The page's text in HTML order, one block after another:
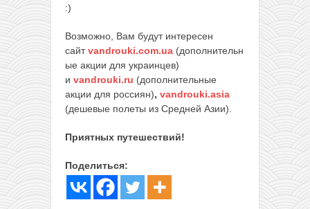
:)
Возможно, Вам будут интересен
сайтvandrouki.com.ua (дополнительн
ые акции для украинцев)
и vandrouki.ru (дополнительные
акции для россиян), vandrouki.asia
(дешевые полеты из Средней Азии).
Приятных путешествий!
Поделиться: